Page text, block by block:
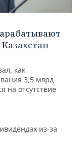
как
3,5 млрд
на отсутствие